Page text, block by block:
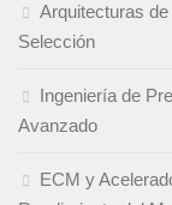
Arquitecturas
Selección
Ingeniería de
Avanzado
ECM y